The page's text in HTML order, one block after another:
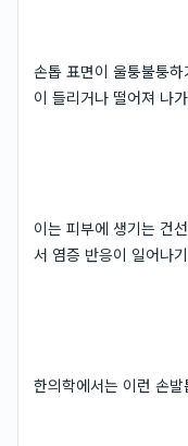
손톱 표면이 울퉁불퉁
이 들리거나 떨어져 나
이는 피부에 생기는 건
서 염증 반응이 일어나
한의학에서는 이런 손